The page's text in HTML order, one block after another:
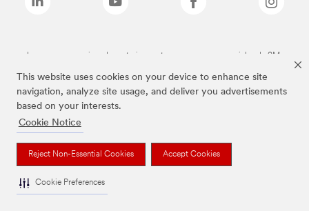
This website uses cookies on your device to enhance site
navigation, analyze site usage, and deliver you advertisements
based on your interests.
Cookie Notice
Reject Non-Essential Cookies Accept Cookies
Cookie Preferences
Las marcas mencionadas anteriormente son marcas comerciales de 3M.